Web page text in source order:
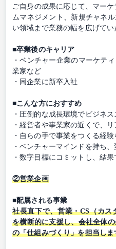
ご自身の成果に応じて、マー
ムマネジメント、新規チャネ
い領域まで業務の幅を広げてい
■卒業後のキャリア
・ベンチャー企業のマーケテ
業家など
・同企業に新卒入社
■こんな方におすすめ
・圧倒的な成長環境でビジネ
・経営者や事業家の近くで、
・自らの手で事業をつくる経
・ベンチャーマインドを持ち
・数字目標にコミットし、結
②営業企画
■配属される事業
社長直下で、営業・CS（カ
を横断的に支援し、会社全体
の「仕組みづくり」を担当しま